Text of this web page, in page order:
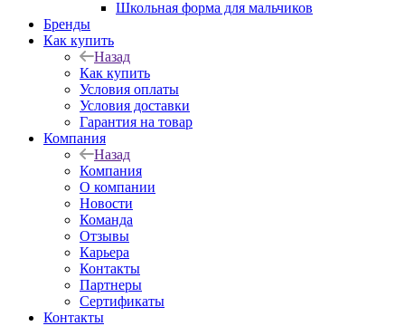
Школьная форма для мальчиков
Бренды
Как купить
Назад
Как купить
Условия оплаты
Условия доставки
Гарантия на товар
Компания
Назад
Компания
О компании
Новости
Команда
Отзывы
Карьера
Контакты
Партнеры
Сертификаты
Контакты